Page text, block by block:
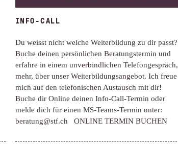
INFO-CALL
Du weisst nicht welche Weiterbildung zu dir passt?
Buche deinen persönlichen Beratungstermin und
erfahre in einem unverbindlichen Telefongespräch,
mehr, über unser Weiterbildungsangebot. Ich freue
mich auf den telefonischen Austausch mit dir!
Buche dir Online deinen Info-Call-Termin oder
melde dich für einen MS-Teams-Termin unter:
beratung@stf.ch ONLINE TERMIN BUCHEN